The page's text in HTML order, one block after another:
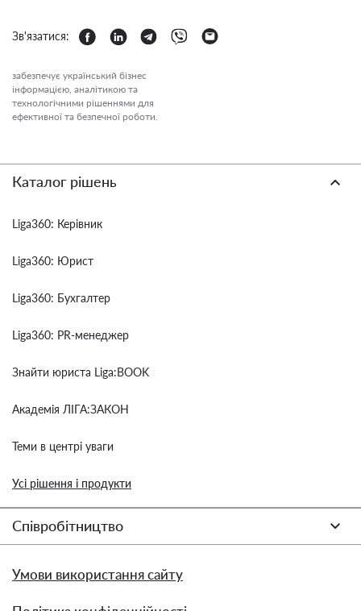
Зв'язатися:
забезпечує український бізнес
інформацією, аналітикою та
технологічними рішеннями для
ефективної та безпечної роботи.
Каталог рішень
Liga360: Керівник
Liga360: Юрист
Liga360: Бухгалтер
Liga360: PR-менеджер
Знайти юриста Liga:BOOK
Академія ЛІГА:ЗАКОН
Теми в центрі уваги
Усі рішення і продукти
Співробітництво
Умови використання сайту